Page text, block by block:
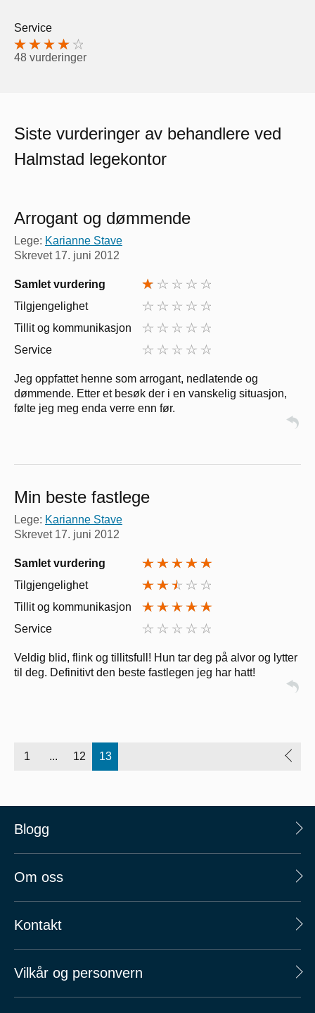
Service
48 vurderinger
Siste vurderinger av behandlere ved
Halmstad legekontor
Arrogant og dømmende
Lege: Karianne Stave
Skrevet 17. juni 2012
Samlet vurdering
Tilgjengelighet
Tillit og kommunikasjon
Service
Jeg oppfattet henne som arrogant, nedlatende og
dømmende. Etter et besøk der i en vanskelig situasjon,
følte jeg meg enda verre enn før.
Min beste fastlege
Lege: Karianne Stave
Skrevet 17. juni 2012
Samlet vurdering
Tilgjengelighet
Tillit og kommunikasjon
Service
Veldig blid, flink og tillitsfull! Hun tar deg på alvor og lytter
til deg. Definitivt den beste fastlegen jeg har hatt!
1 ... 12 13
Blogg
Om oss
Kontakt
Vilkår og personvern